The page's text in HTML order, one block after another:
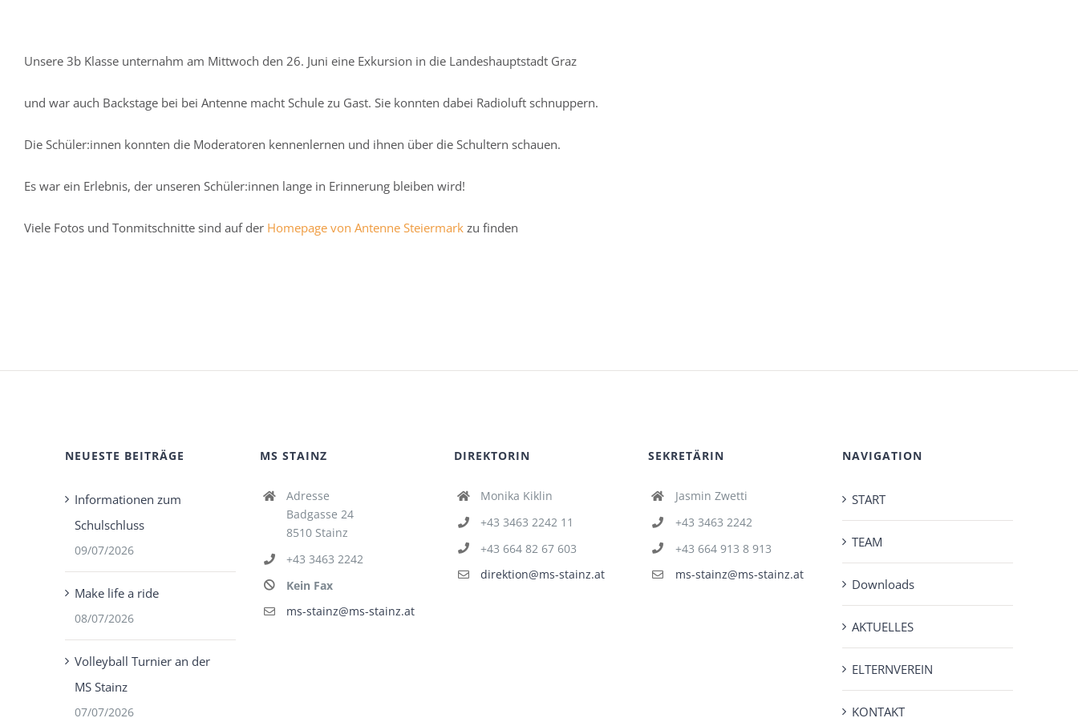
Unsere 3b Klasse unternahm am Mittwoch den 26. Juni eine Exkursion in die Landeshauptstadt Graz
und war auch Backstage bei bei Antenne macht Schule zu Gast. Sie konnten dabei Radioluft schnuppern.
Die Schüler:innen konnten die Moderatoren kennenlernen und ihnen über die Schultern schauen.
Es war ein Erlebnis, der unseren Schüler:innen lange in Erinnerung bleiben wird!
Viele Fotos und Tonmitschnitte sind auf der Homepage von Antenne Steiermark zu finden
NEUESTE BEITRÄGE
Informationen zum
Schulschluss
09/07/2026
Make life a ride
08/07/2026
Volleyball Turnier an der
MS Stainz
07/07/2026
MS STAINZ
Adresse
Badgasse 24
8510 Stainz
+43 3463 2242
Kein Fax
ms-stainz@ms-stainz.at
DIREKTORIN
Monika Kiklin
+43 3463 2242 11
+43 664 82 67 603
direktion@ms-stainz.at
SEKRETÄRIN
Jasmin Zwetti
+43 3463 2242
+43 664 913 8 913
ms-stainz@ms-stainz.at
NAVIGATION
START
TEAM
Downloads
AKTUELLES
ELTERNVEREIN
KONTAKT